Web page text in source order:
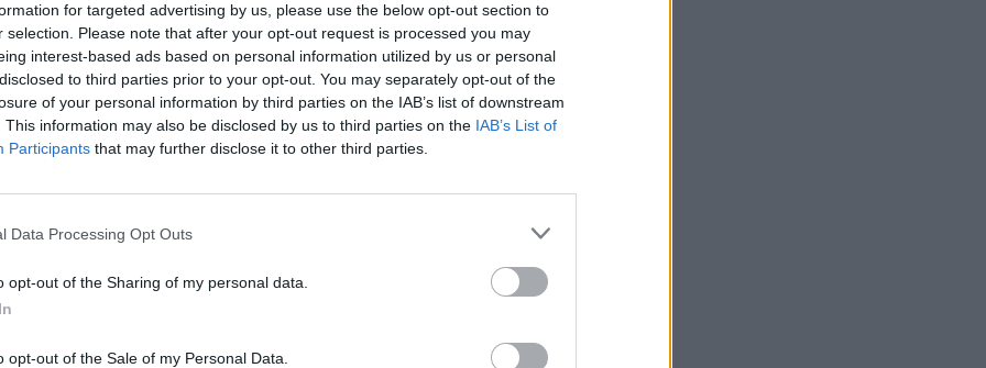
for targeted advertising by us, please use the below opt-out section to
selection. Please note that after your opt-out request is processed you may
interest-based ads based on personal information utilized by us or personal
to third parties prior to your opt-out. You may separately opt-out of the
of your personal information by third parties on the IAB’s list of downstream
This information may also be disclosed by us to third parties on the IAB’s List of
Participants that may further disclose it to other third parties.
Data Processing Opt Outs
opt-out of the Sharing of my personal data.
opt-out of the Sale of my Personal Data.